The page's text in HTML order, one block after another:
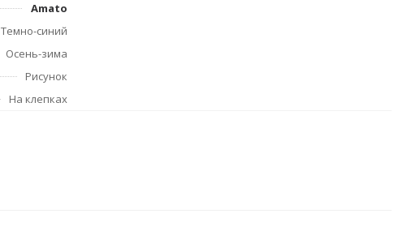
Amato
Темно-синий
Осень-зима
Рисунок
На клепках